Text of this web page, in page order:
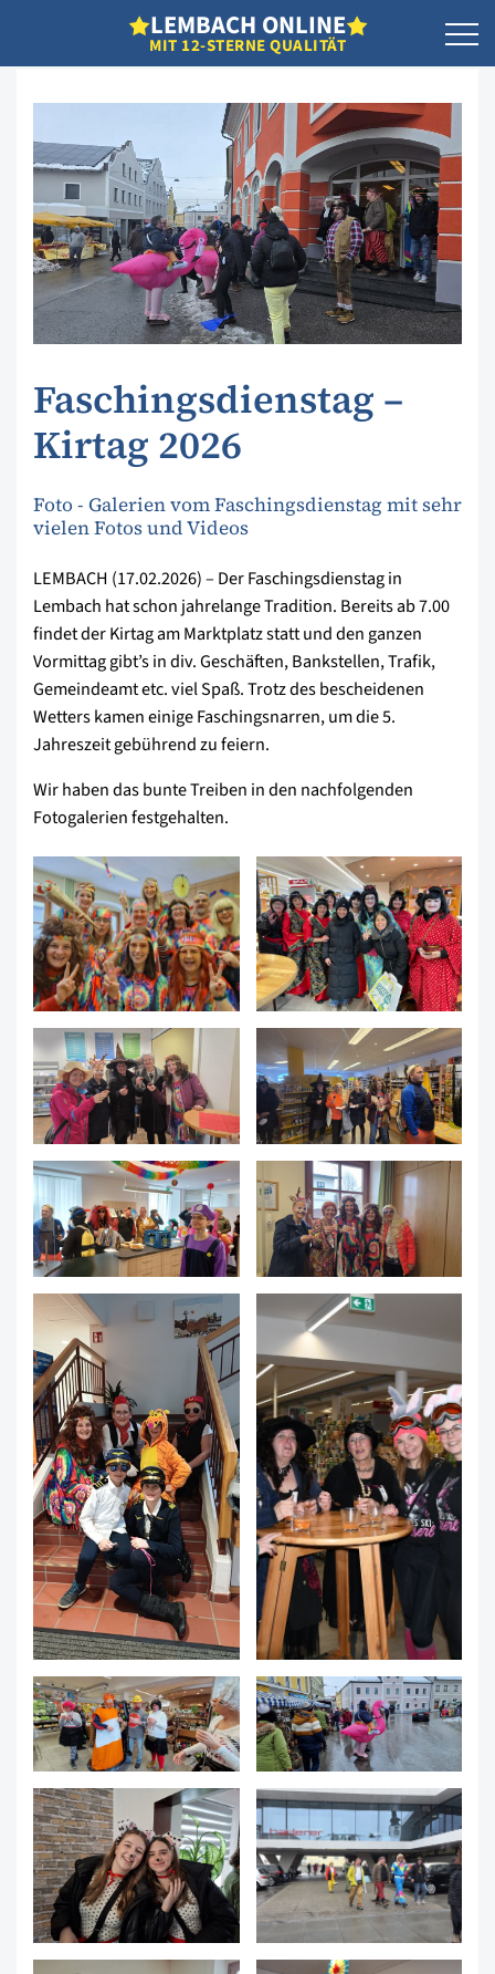
LEMBACH ONLINE
MIT 12-STERNE QUALITÄT
Faschingsdienstag –
Kirtag 2026
Foto - Galerien vom Faschingsdienstag mit sehr
vielen Fotos und Videos
LEMBACH (17.02.2026) – Der Faschingsdienstag in
Lembach hat schon jahrelange Tradition. Bereits ab 7.00
findet der Kirtag am Marktplatz statt und den ganzen
Vormittag gibt’s in div. Geschäften, Bankstellen, Trafik,
Gemeindeamt etc. viel Spaß. Trotz des bescheidenen
Wetters kamen einige Faschingsnarren, um die 5.
Jahreszeit gebührend zu feiern.
Wir haben das bunte Treiben in den nachfolgenden
Fotogalerien festgehalten.